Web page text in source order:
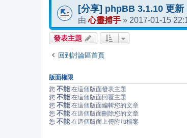
[分享] phpBB 3.1.10 更
由心靈捕手 » 2017-01-15
發表主題
回到討論區首頁
版面權限
您 不能 在這個版面發表主題
您 不能 在這個版面回覆主題
您 不能 在這個版面編輯您的文章
您 不能 在這個版面刪除您的文章
您 不能 在這個版面上傳附加檔案